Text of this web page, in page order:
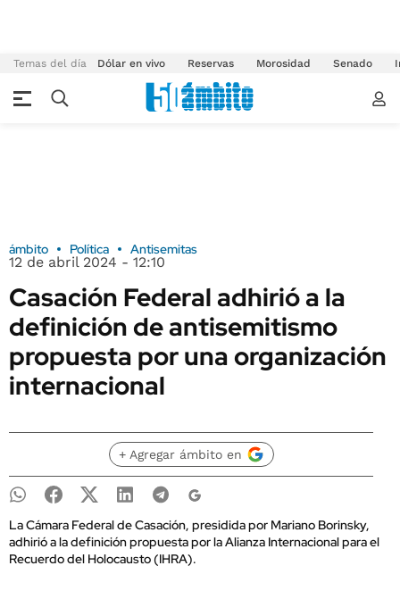
Temas del día Dólar en vivo Reservas Morosidad Senado
ámbito Política Antisemitas
12 de abril 2024 - 12:10
Casación Federal adhirió a la
definición de antisemitismo
propuesta por una organización
internacional
+ Agregar ámbito en
La Cámara Federal de Casación, presidida por Mariano Borinsky,
adhirió a la definición propuesta por la Alianza Internacional para el
Recuerdo del Holocausto (IHRA).